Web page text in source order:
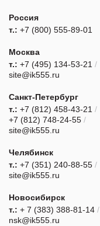
Россия
т.: +7 (800) 555-89-01
Москва
т.: +7 (495) 134-53-21 /
site@ik555.ru
Санкт-Петербург
т.: +7 (812) 458-43-21 /
+7 (812) 748-24-55 /
site@ik555.ru
Челябинск
т.: +7 (351) 240-88-55 /
site@ik555.ru
Новосибирск
т.: + 7 (383) 388-81-14 /
nsk@ik555.ru